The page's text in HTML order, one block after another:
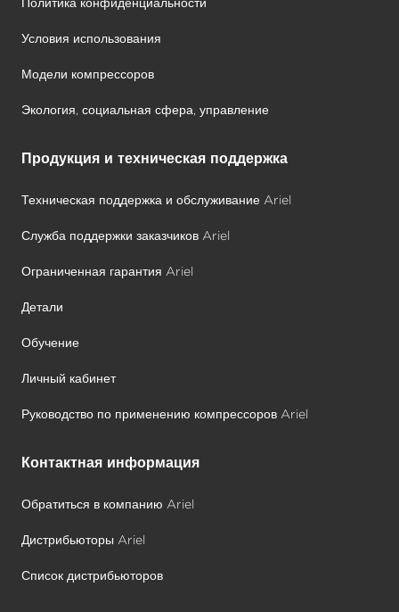
Политика конфиденциальности
Условия использования
Модели компрессоров
Экология, социальная сфера, управление
Продукция и техническая поддержка
Техническая поддержка и обслуживание Ariel
Служба поддержки заказчиков Ariel
Ограниченная гарантия Ariel
Детали
Обучение
Личный кабинет
Руководство по применению компрессоров Ariel
Контактная информация
Обратиться в компанию Ariel
Дистрибьюторы Ariel
Список дистрибьюторов